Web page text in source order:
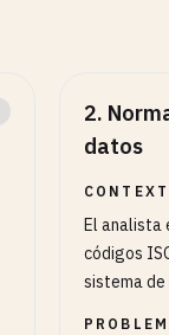
2.
datos
El analista
códigos
sistema